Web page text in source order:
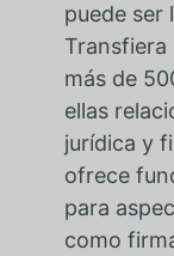
puede ser
Transfiera
más de
ellas
jurídica y
ofrece
para
como